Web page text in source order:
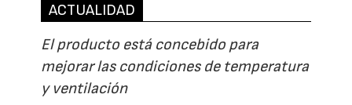
ACTUALIDAD
El producto está concebido para
mejorar las condiciones de temperatura
y ventilación